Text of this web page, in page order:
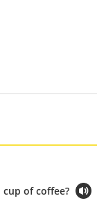
of coffee?